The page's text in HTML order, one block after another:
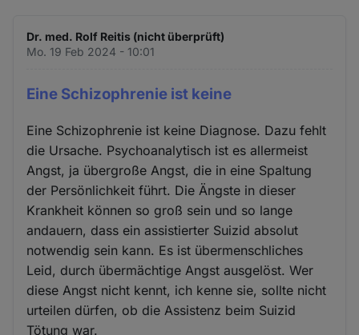
Dr. med. Rolf Reitis (nicht überprüft)
Mo. 19 Feb 2024 - 10:01
Eine Schizophrenie ist keine
Eine Schizophrenie ist keine Diagnose. Dazu fehlt
die Ursache. Psychoanalytisch ist es allermeist
Angst, ja übergroße Angst, die in eine Spaltung
der Persönlichkeit führt. Die Ängste in dieser
Krankheit können so groß sein und so lange
andauern, dass ein assistierter Suizid absolut
notwendig sein kann. Es ist übermenschliches
Leid, durch übermächtige Angst ausgelöst. Wer
diese Angst nicht kennt, ich kenne sie, sollte nicht
urteilen dürfen, ob die Assistenz beim Suizid
Tötung war.